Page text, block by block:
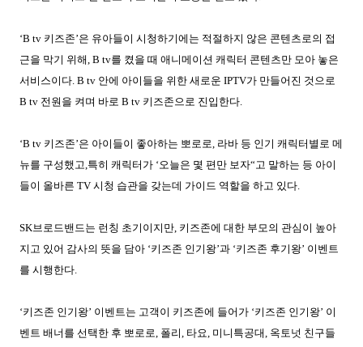
‘B tv 키즈존’은 유아들이 시청하기에는 적절하지 않은 콘텐츠로의 접
근을 막기 위해, B tv를 켰을 때 애니메이션 캐릭터 콘텐츠만 모아 놓은
서비스이다. B tv 안에 아이들을 위한 새로운 IPTV가 만들어진 것으로
B tv 전원을 켜며 바로 B tv 키즈존으로 진입한다.
‘B tv 키즈존’은 아이들이 좋아하는 뽀로로, 라바 등 인기 캐릭터별로 메
뉴를 구성했고,특히 캐릭터가 ‘오늘은 몇 편만 보자“고 말하는 등 아이
들이 올바른 TV 시청 습관을 갖는데 가이드 역할을 하고 있다.
SK브로드밴드는 런칭 초기이지만, 키즈존에 대한 부모의 관심이 높아
지고 있어 감사의 뜻을 담아 ‘키즈존 인기왕’과 ‘키즈존 후기왕’ 이벤트
를 시행한다.
‘키즈존 인기왕’ 이벤트는 고객이 키즈존에 들어가 ‘키즈존 인기왕’ 이
벤트 배너를 선택한 후 뽀로로, 폴리, 타요, 미니특공대, 옥토넛 친구들